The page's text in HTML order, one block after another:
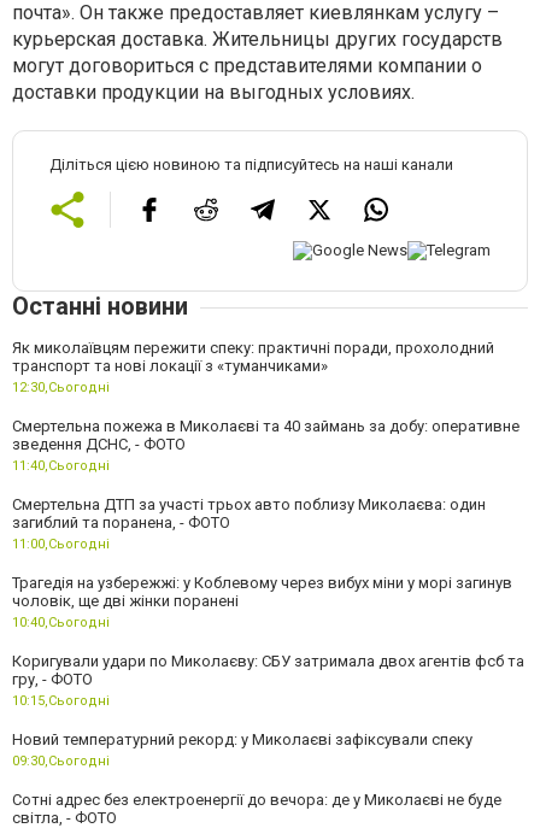
почта». Он также предоставляет киевлянкам услугу –
курьерская доставка. Жительницы других государств
могут договориться с представителями компании о
доставки продукции на выгодных условиях.
Діліться цією новиною та підписуйтесь на наші канали
Останні новини
Як миколаївцям пережити спеку: практичні поради, прохолодний
транспорт та нові локації з «туманчиками»
12:30, Сьогодні
Смертельна пожежа в Миколаєві та 40 займань за добу: оперативне
зведення ДСНС, - ФОТО
11:40, Сьогодні
Смертельна ДТП за участі трьох авто поблизу Миколаєва: один
загиблий та поранена, - ФОТО
11:00, Сьогодні
Трагедія на узбережжі: у Коблевому через вибух міни у морі загинув
чоловік, ще дві жінки поранені
10:40, Сьогодні
Коригували удари по Миколаєву: СБУ затримала двох агентів фсб та
гру, - ФОТО
10:15, Сьогодні
Новий температурний рекорд: у Миколаєві зафіксували спеку
09:30, Сьогодні
Сотні адрес без електроенергії до вечора: де у Миколаєві не буде
світла, - ФОТО